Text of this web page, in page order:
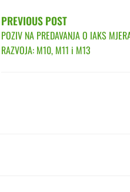
PREVIOUS POST
POZIV NA PREDAVANJA O IAKS
RAZVOJA: M10, M11 i M13